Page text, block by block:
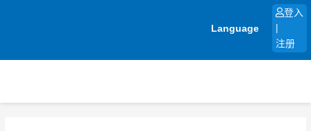
Language
登入
注册